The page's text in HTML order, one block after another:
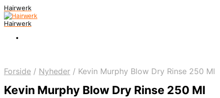
Hairwerk
Hairwerk
Forside / Nyheder / Kevin Murphy Blow Dry Rinse 250 Ml
Kevin Murphy Blow Dry Rinse 250 Ml